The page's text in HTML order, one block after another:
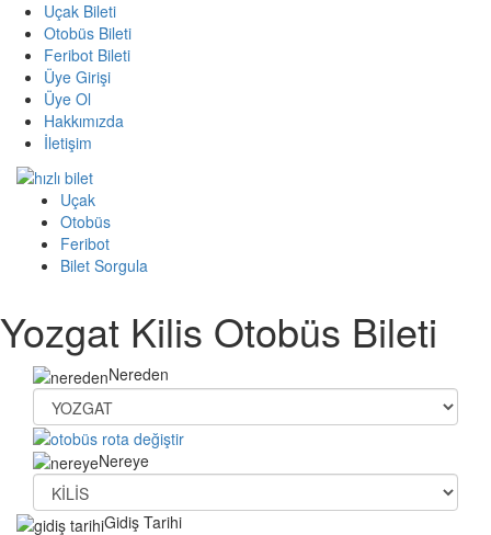
Uçak Bileti
Otobüs Bileti
Feribot Bileti
Üye Girişi
Üye Ol
Hakkımızda
İletişim
Uçak
Otobüs
Feribot
Bilet Sorgula
Yozgat Kilis Otobüs Bileti
Nereden
Nereye
Gidiş Tarihi